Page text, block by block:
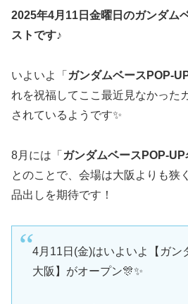
2025年4月11日金曜日のガンダム
ストです♪
いよいよ「 ガンダムベースPOP-
れを祝福してここ最近見なかった
されているようです✨
8月には「 ガンダムベースPOP-UP
とのことで、会場は大阪よりも狭
品出しを期待です！
4月11日(金)はいよいよ【ガン
大阪】がオープン🎊✨